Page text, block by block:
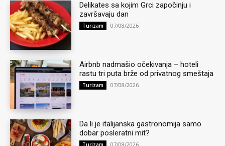
Delikates sa kojim Grci započinju i
završavaju dan
Turizam 07/08/2026
Airbnb nadmašio očekivanja – hoteli
rastu tri puta brže od privatnog smeštaja
Turizam 07/08/2026
Da li je italijanska gastronomija samo
dobar posleratni mit?
Turizam 07/08/2026